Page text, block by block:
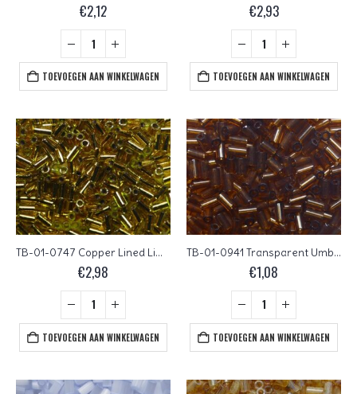
€2,12
TOEVOEGEN AAN WINKELWAGEN
€2,93
TOEVOEGEN AAN WINKELWAGEN
TB-01-0747 Copper Lined Lime Green Toho Bugles 3 mm
€2,98
TOEVOEGEN AAN WINKELWAGEN
TB-01-0941 Transparent Umber Toho Bugles 3 mm
€1,08
TOEVOEGEN AAN WINKELWAGEN